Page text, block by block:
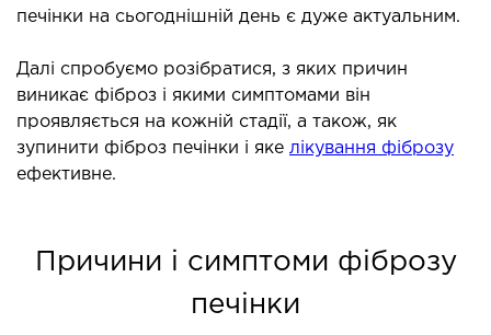
і нутриціологія
терапія
печінки на сьогоднішній день є дуже актуальним.
Далі спробуємо розібратися, з яких причин
виникає фіброз і якими симптомами він
проявляється на кожній стадії, а також, як
зупинити фіброз печінки і яке лікування фіброзу
ефективне.
Причини і симптоми фіброзу
печінки